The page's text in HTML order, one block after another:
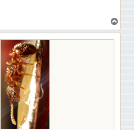
o